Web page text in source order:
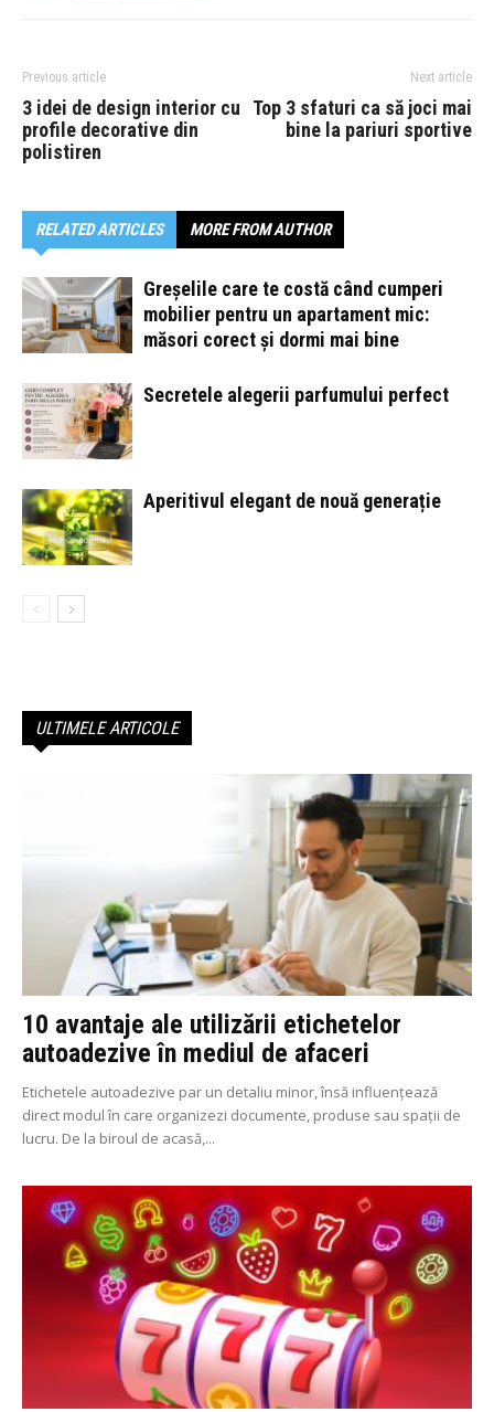
Previous article
3 idei de design interior cu
profile decorative din
polistiren
Next article
Top 3 sfaturi ca să joci mai
bine la pariuri sportive
RELATED ARTICLES MORE FROM AUTHOR
Greșelile care te costă când cumperi
mobilier pentru un apartament mic:
măsori corect și dormi mai bine
Secretele alegerii parfumului perfect
Aperitivul elegant de nouă generație
ULTIMELE ARTICOLE
10 avantaje ale utilizării etichetelor
autoadezive în mediul de afaceri
Etichetele autoadezive par un detaliu minor, însă influențează
direct modul în care organizezi documente, produse sau spații de
lucru. De la biroul de acasă,...